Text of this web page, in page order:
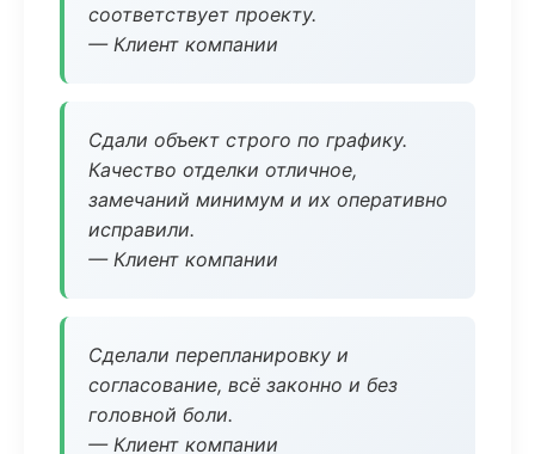
соответствует проекту.
— Клиент компании
Сдали объект строго по графику.
Качество отделки отличное,
замечаний минимум и их оперативно
исправили.
— Клиент компании
Сделали перепланировку и
согласование, всё законно и без
головной боли.
— Клиент компании